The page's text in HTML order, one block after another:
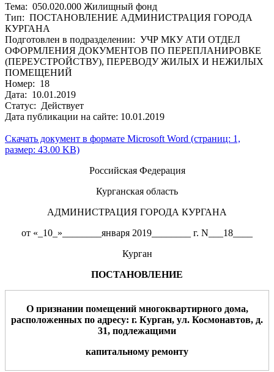
Тема: 050.020.000 Жилищный фонд
Тип: ПОСТАНОВЛЕНИЕ АДМИНИСТРАЦИЯ ГОРОДА
КУРГАНА
Подготовлен в подразделении: УЧР МКУ АТИ ОТДЕЛ
ОФОРМЛЕНИЯ ДОКУМЕНТОВ ПО ПЕРЕПЛАНИРОВКЕ
(ПЕРЕУСТРОЙСТВУ), ПЕРЕВОДУ ЖИЛЫХ И НЕЖИЛЫХ
ПОМЕЩЕНИЙ
Номер: 18
Дата: 10.01.2019
Статус: Действует
Дата публикации на сайте: 10.01.2019
Скачать документ в формате Microsoft Word (страниц: 1,
размер: 43.00 KB)
Российская Федерация
Курганская область
АДМИНИСТРАЦИЯ ГОРОДА КУРГАНА
от «_10_»________января 2019________ г. N___18____
Курган
ПОСТАНОВЛЕНИЕ
О признании помещений многоквартирного дома,
расположенных по адресу: г. Курган, ул. Космонавтов, д.
31, подлежащими
капитальному ремонту